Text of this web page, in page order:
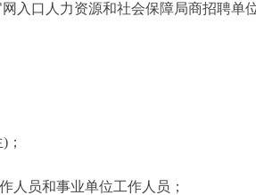
入口人力资源和社会保障局商招聘单位
人员和事业单位工作人员；